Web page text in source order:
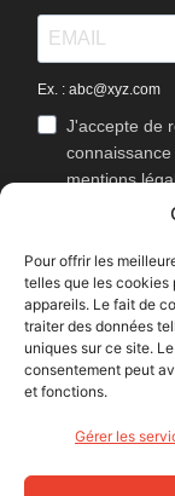
Pour offrir les
telles que les cookies
appareils. Le fait de
traiter des données
uniques sur ce site.
consentement peut
et fonctions.
Gérer les
Ex. : abc@xyz.com
J'accepte de
mentions
Vous pouvez vous
J'accepte
newsletters
S'INSCRIRE